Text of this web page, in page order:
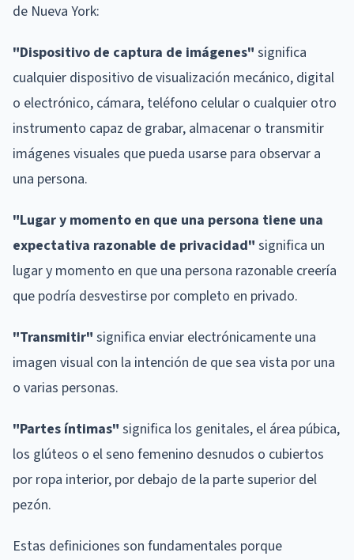
de Nueva York:
"Dispositivo de captura de imágenes" significa
cualquier dispositivo de visualización mecánico, digital
o electrónico, cámara, teléfono celular o cualquier otro
instrumento capaz de grabar, almacenar o transmitir
imágenes visuales que pueda usarse para observar a
una persona.
"Lugar y momento en que una persona tiene una
expectativa razonable de privacidad" significa un
lugar y momento en que una persona razonable creería
que podría desvestirse por completo en privado.
"Transmitir" significa enviar electrónicamente una
imagen visual con la intención de que sea vista por una
o varias personas.
"Partes íntimas" significa los genitales, el área púbica,
los glúteos o el seno femenino desnudos o cubiertos
por ropa interior, por debajo de la parte superior del
pezón.
Estas definiciones son fundamentales porque